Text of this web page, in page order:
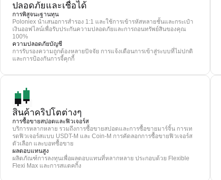
ปลอดภัยและเชื่อได้
การพิสูจนะฐานทุน
Poloniex นำเสนอการสำรอง 1:1 และใช้การเข้ารหัสหลายชั้นและกระเป๋า
เงินออฟไลน์เพื่อรับประกันความปลอดภัยและการถอนทรัพย์สินของคุณ
100%
ความปลอดภัยบัญชี
การรับรองความถูกต้องหลายปัจจัย การแจ้งเตือนการเข้าสู่ระบบที่ไม่ปกติ
และการป้องกันการจี้คุกกี้
สินค้าคริปโตต่างๆ
การซื้อขายสปอตและฟิวเจอร์ส
บริการหลากหลาย รวมถึงการซื้อขายสปอตและการซื้อขายมาร์จิ้น การเท
รดฟิวเจอร์สแบบ USDT-M และ Coin-M การคัดลอกการซื้อขายฟิวเจอร์ส
ตัวเลือก และบอทซื้อขาย
ผลตอบแทนสูง
ผลิตภัณฑ์การลงทุนเพื่อผลตอบแทนที่หลากหลาย ประกอบด้วย Flexible
Flexi Max และการสแตคกิ้ง